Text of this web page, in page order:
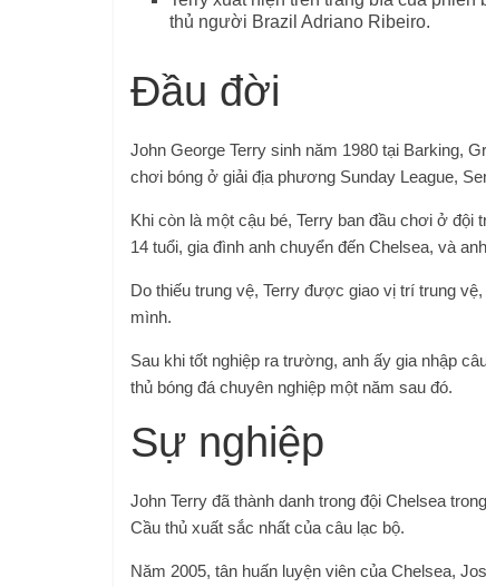
thủ người Brazil Adriano Ribeiro.
Đầu đời
John George Terry sinh năm 1980 tại Barking,
chơi bóng ở giải địa phương Sunday League,
Khi còn là một cậu bé, Terry ban đầu chơi ở
14 tuổi, gia đình anh chuyển đến Chelsea, và
Do thiếu trung vệ, Terry được giao vị trí trung
mình.
Sau khi tốt nghiệp ra trường, anh ấy gia nhập
thủ bóng đá chuyên nghiệp một năm sau đó.
Sự nghiệp
John Terry đã thành danh trong đội Chelsea
Cầu thủ xuất sắc nhất của câu lạc bộ.
Năm 2005, tân huấn luyện viên của Chelsea,